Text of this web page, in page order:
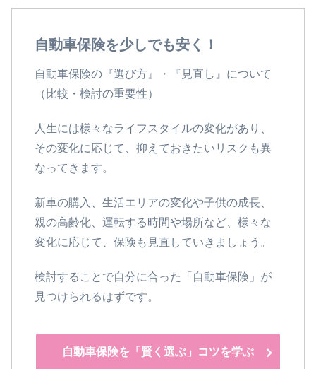
自動車保険を少しでも安く！
自動車保険の『選び方』・『見直し』について
（比較・検討の重要性）
人生には様々なライフスタイルの変化があり、
その変化に応じて、抑えておきたいリスクも異
なってきます。
新車の購入、生活エリアの変化や子供の成長、
親の高齢化、運転する時間や場所など、様々な
変化に応じて、保険も見直していきましょう。
検討することで自分に合った「自動車保険」が
見つけられるはずです。
自動車保険を「賢く選ぶ」コツを学ぶ